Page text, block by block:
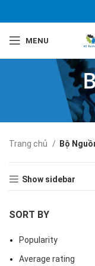
MENU
Trang chủ Bộ
Show sidebar
SORT BY
Popularity
Average rating